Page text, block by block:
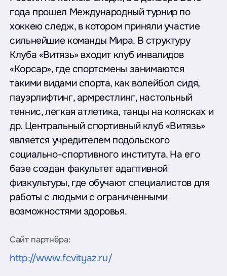
года прошел Международный турнир по
хоккею следж, в котором приняли участие
сильнейшие команды Мира. В структуру
Клуба «Витязь» входит клуб инвалидов
«Корсар», где спортсмены занимаются
такими видами спорта, как волейбол сидя,
пауэрлифтинг, армрестлинг, настольный
теннис, легкая атлетика, танцы на колясках и
др. Центральный спортивный клуб «Витязь»
является учредителем подольского
социально-спортивного института. На его
базе создан факультет адаптивной
физкультуры, где обучают специалистов для
работы с людьми с ограниченными
возможностями здоровья.
Сайт партнёра:
http://www.fcvityaz.ru/